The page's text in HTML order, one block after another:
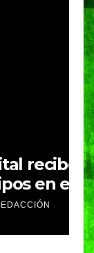
más